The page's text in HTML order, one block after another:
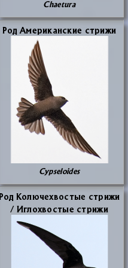
Chaetura
Род Аме­ри­кан­ские стри­жи
Cypseloides
Род Ко­лю­че­хво­стые стри­жи
/ Иг­ло­хво­стые стри­жи